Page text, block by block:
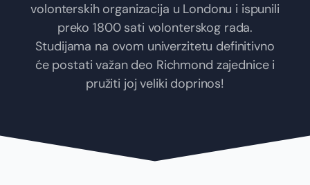
volonterskih organizacija u Londonu i ispunili
preko 1800 sati volonterskog rada.
Studijama na ovom univerzitetu definitivno
će postati važan deo Richmond zajednice i
pružiti joj veliki doprinos!